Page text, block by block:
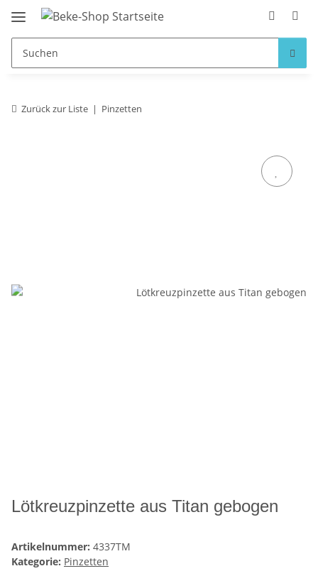
Zurück zur Liste Pinzetten
Lötkreuzpinzette aus Titan gebogen
Artikelnummer: 4337TM
Kategorie: Pinzetten